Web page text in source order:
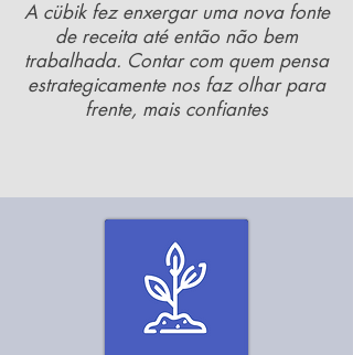
A cübik fez enxergar uma nova fonte
de receita até então não bem
trabalhada. Contar com quem pensa
estrategicamente nos faz olhar para
frente, mais confiantes